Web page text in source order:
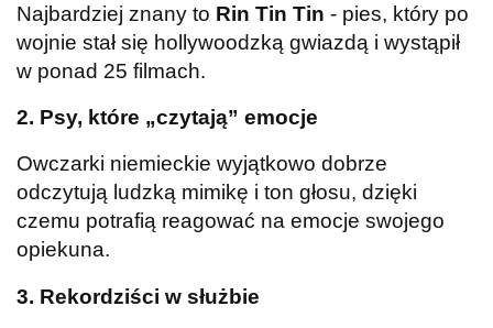
Najbardziej znany to Rin Tin Tin - pies, który po
wojnie stał się hollywoodzką gwiazdą i wystąpił
w ponad 25 filmach.
2. Psy, które „czytają” emocje
Owczarki niemieckie wyjątkowo dobrze
odczytują ludzką mimikę i ton głosu, dzięki
czemu potrafią reagować na emocje swojego
opiekuna.
3. Rekordziści w służbie